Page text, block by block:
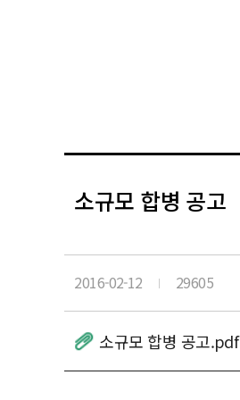
소규모 합병 공고
2016-02-12 29605
소규모 합병 공고.pdf